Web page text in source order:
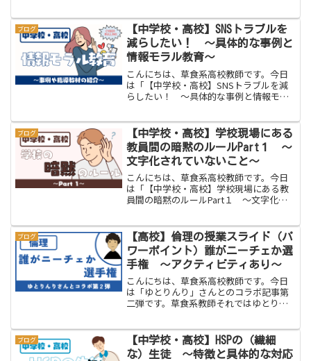
に流行っています。Netflix、Amazon
Prime...
ブログ
【中学校・高校】SNSトラブルを
減らしたい！ 〜具体的な事例と
情報モラル教育〜
こんにちは、草食系高校教師です。今日
は「【中学校・高校】SNSトラブルを減
らしたい！ 〜具体的な事例と情報モラ
草食系教師人間関係のトラブルの９割は
SNSが発端ですね！...
ブログ
【中学校・高校】学校現場にある
教員間の暗黙のルールPart１ 〜
文字化されていないこと〜
こんにちは、草食系高校教師です。今日
は「【中学校・高校】学校現場にある教
員間の暗黙のルールPart１ 〜文字化さ
ます。実は、日常生活にも明文化されて
いない暗黙ルールがた...
ブログ
【高校】倫理の授業スライド（パ
ワーポイント）誰がニーチェか選
手権 〜アクティビティあり〜
こんにちは、草食系高校教師です。今日
は「ゆとりんり」さんとのコラボ記事第
二弾です。草食系教師それではゆとりん
りです。なんと草食系教師さんとコラボ
企画を継続していくことと...
ブログ
【中学校・高校】HSPの（繊細
な）生徒 〜特徴と具体的な対応